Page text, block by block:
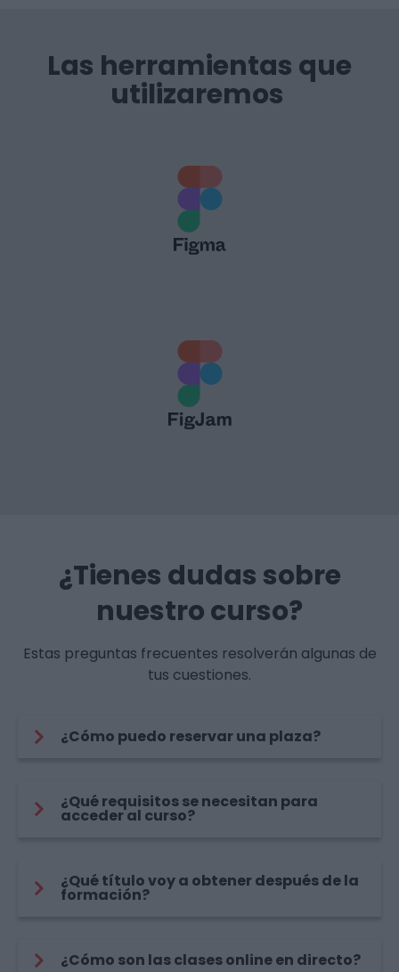
Las herramientas que
utilizaremos
¿Tienes dudas sobre
nuestro curso?
Estas preguntas frecuentes resolverán algunas de
tus cuestiones.
¿Cómo puedo reservar una plaza?
¿Qué requisitos se necesitan para
acceder al curso?
¿Qué título voy a obtener después de la
formación?
¿Cómo son las clases online en directo?